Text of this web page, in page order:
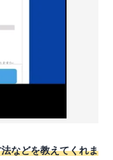
などを教えてくれま